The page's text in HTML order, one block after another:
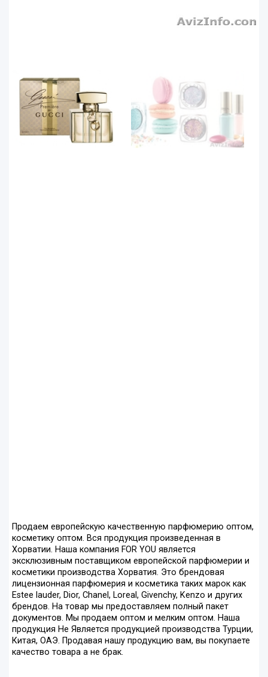
Продаем европейскую качественную парфюмерию оптом,
косметику оптом. Вся продукция произведенная в
Хорватии. Наша компания FOR YOU является
эксклюзивным поставщиком европейской парфюмерии и
косметики производства Хорватия. Это брендовая
лицензионная парфюмерия и косметика таких марок как
Estee lauder, Dior, Chanel, Loreal, Givenchy, Kenzo и других
брендов. На товар мы предоставляем полный пакет
документов. Мы продаем оптом и мелким оптом. Наша
продукция Не Является продукцией производства Турции,
Китая, ОАЭ. Продавая нашу продукцию вам, вы покупаете
качество товара а не брак.